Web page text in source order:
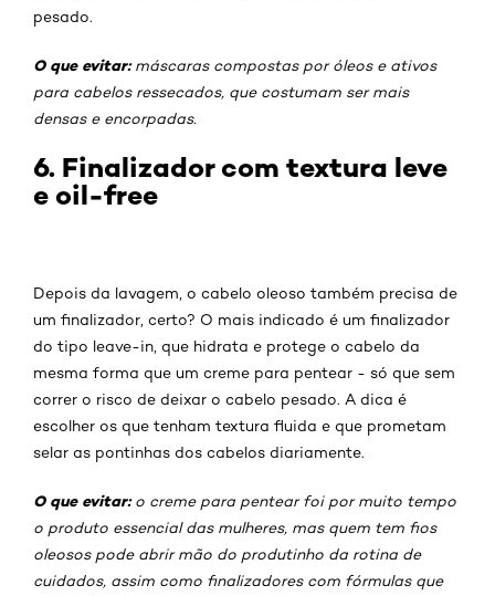
pesado.
O que evitar:máscaras compostas por óleos e ativos
para cabelos ressecados, que costumam ser mais
densas e encorpadas.
6. Finalizador com textura leve
e oil-free
Depois da lavagem, o cabelo oleoso também precisa de
um finalizador, certo? O mais indicado é um finalizador
do tipo leave-in, que hidrata e protege o cabelo da
mesma forma que um creme para pentear - só que sem
correr o risco de deixar o cabelo pesado. A dica é
escolher os que tenham textura fluida e que prometam
selar as pontinhas dos cabelos diariamente.
O que evitar:o creme para pentear foi por muito tempo
o produto essencial das mulheres, mas quem tem fios
oleosos pode abrir mão do produtinho da rotina de
cuidados, assim como finalizadores com fórmulas que